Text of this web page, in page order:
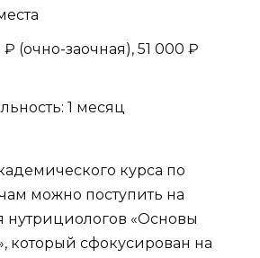
(очно-заочная), 51 000 ₽
1 месяц
курса по
можно поступить на
нутрициологов «Основы
который сфокусирован на